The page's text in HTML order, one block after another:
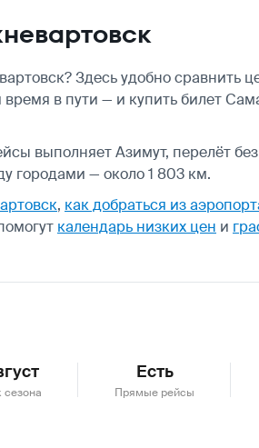
Здесь удобно сравнить
время в пути — и купить билет
выполняет Азимут, перелёт
городами — около 1 803 км.
, как добраться из
календарь низких цен и
сезона
Есть
Прямые рейсы